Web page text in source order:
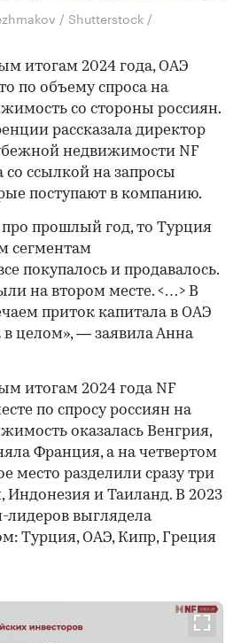
/ Shutterstock /
итогам 2024 года, ОАЭ
по объему спроса на
со стороны россиян.
рассказала директор
недвижимости NF
ссылкой на запросы
поступают в компанию.
прошлый год, то Турция
сегментам
покупалось и продавалось.
на втором месте. <…> В
приток капитала в ОАЭ
целом», — заявила Анна
итогам 2024 года NF
по спросу россиян на
оказалась Венгрия,
Франция, а на четвертом
место разделили сразу три
и Таиланд. В 2023
лидеров выглядела
Турция, ОАЭ, Кипр, Греция